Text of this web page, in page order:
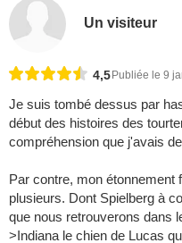
Un visiteur
4,5 Publiée le 9
Je suis tombé dessus par
début des histoires des
compréhension que j'avais
Par contre, mon étonnement
plusieurs. Dont Spielberg à
que nous retrouverons dans
>Indiana le chien de Lucas